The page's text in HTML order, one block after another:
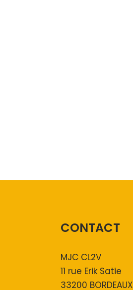
CONTACT
MJC CL2V
11 rue Erik Satie
33200 BORDEAUX